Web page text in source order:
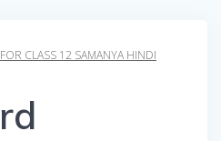
CLASS 12 SAMANYA HINDI